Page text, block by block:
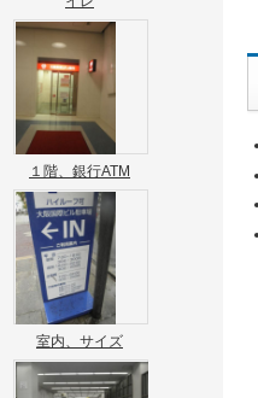
１階、銀行ATM
室内、サイズ